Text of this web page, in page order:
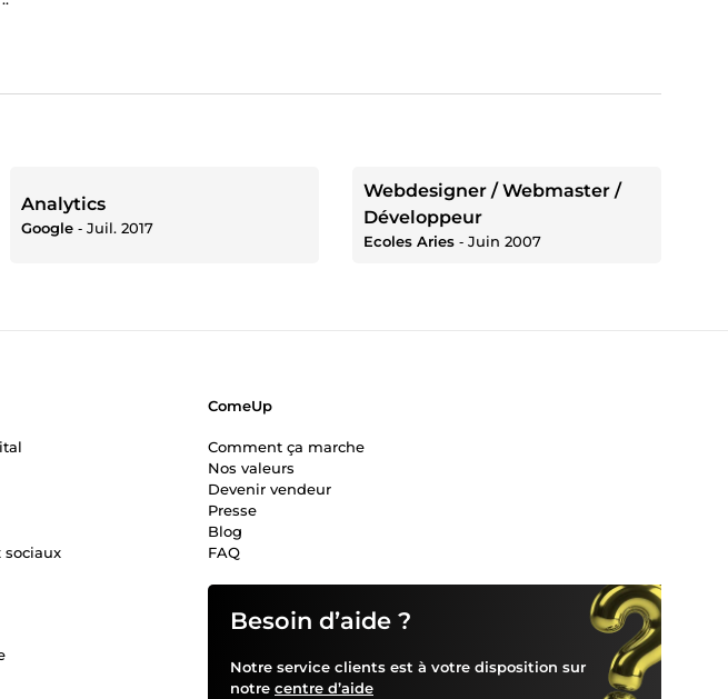
Analytics
Google ‐ Juil. 2017
Webdesigner / Webmaster /
Développeur
Ecoles Aries ‐ Juin 2007
Besoin d’aide ?
Notre service clients est à votre disposition sur
notre centre d’aide
sociaux
ComeUp
Comment ça marche
Nos valeurs
Devenir vendeur
Presse
Blog
FAQ